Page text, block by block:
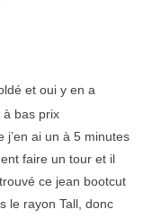
et oui y en a
à bas prix
j’en ai un à 5 minutes
faire un tour et il
ce jean bootcut
le rayon Tall, donc